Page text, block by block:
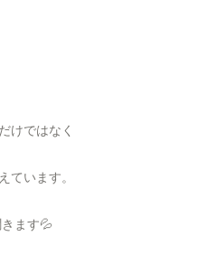
けではなく
ています。
ます💦